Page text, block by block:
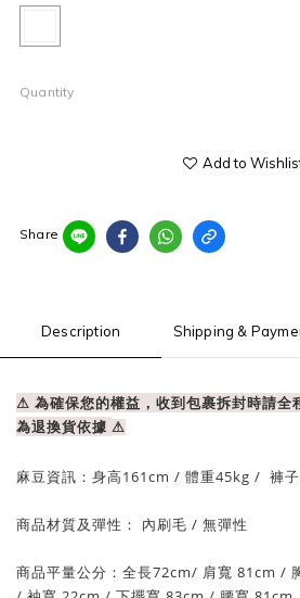
Quantity
Add to
Share
Description Shipping &
⚠ 為確保您的權益，收到包裹拆封時請全
為退換貨依據 ⚠
麻豆資訊： 身高161cm / 體重45kg / 褲子
商品材質及彈性： 內刷毛 / 無彈性
商品平量公分：全長72cm/ 肩寬 81cm /